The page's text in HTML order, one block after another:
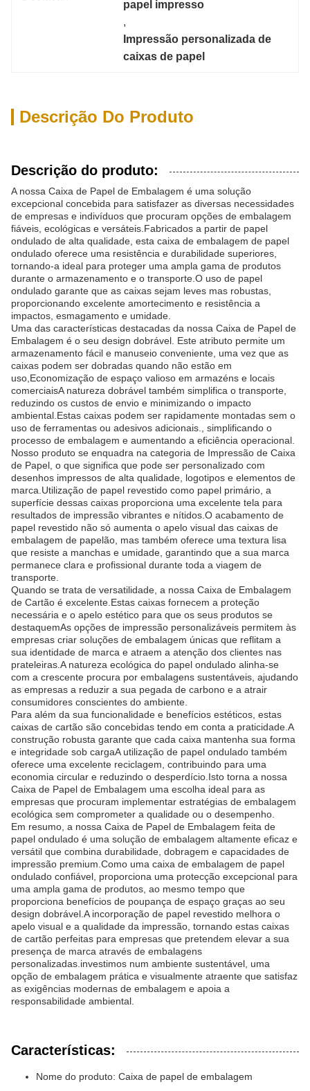
papel impresso
,
Impressão personalizada de
caixas de papel
Descrição Do Produto
Descrição do produto:
A nossa Caixa de Papel de Embalagem é uma solução
excepcional concebida para satisfazer as diversas necessidades
de empresas e indivíduos que procuram opções de embalagem
fiáveis, ecológicas e versáteis.Fabricados a partir de papel
ondulado de alta qualidade, esta caixa de embalagem de papel
ondulado oferece uma resistência e durabilidade superiores,
tornando-a ideal para proteger uma ampla gama de produtos
durante o armazenamento e o transporte.O uso de papel
ondulado garante que as caixas sejam leves mas robustas,
proporcionando excelente amortecimento e resistência a
impactos, esmagamento e umidade.
Uma das características destacadas da nossa Caixa de Papel de
Embalagem é o seu design dobrável. Este atributo permite um
armazenamento fácil e manuseio conveniente, uma vez que as
caixas podem ser dobradas quando não estão em
uso,Economização de espaço valioso em armazéns e locais
comerciaisA natureza dobrável também simplifica o transporte,
reduzindo os custos de envio e minimizando o impacto
ambiental.Estas caixas podem ser rapidamente montadas sem o
uso de ferramentas ou adesivos adicionais., simplificando o
processo de embalagem e aumentando a eficiência operacional.
Nosso produto se enquadra na categoria de Impressão de Caixa
de Papel, o que significa que pode ser personalizado com
desenhos impressos de alta qualidade, logotipos e elementos de
marca.Utilização de papel revestido como papel primário, a
superfície dessas caixas proporciona uma excelente tela para
resultados de impressão vibrantes e nítidos.O acabamento de
papel revestido não só aumenta o apelo visual das caixas de
embalagem de papelão, mas também oferece uma textura lisa
que resiste a manchas e umidade, garantindo que a sua marca
permanece clara e profissional durante toda a viagem de
transporte.
Quando se trata de versatilidade, a nossa Caixa de Embalagem
de Cartão é excelente.Estas caixas fornecem a proteção
necessária e o apelo estético para que os seus produtos se
destaquemAs opções de impressão personalizáveis permitem às
empresas criar soluções de embalagem únicas que reflitam a
sua identidade de marca e atraem a atenção dos clientes nas
prateleiras.A natureza ecológica do papel ondulado alinha-se
com a crescente procura por embalagens sustentáveis, ajudando
as empresas a reduzir a sua pegada de carbono e a atrair
consumidores conscientes do ambiente.
Para além da sua funcionalidade e benefícios estéticos, estas
caixas de cartão são concebidas tendo em conta a praticidade.A
construção robusta garante que cada caixa mantenha sua forma
e integridade sob cargaA utilização de papel ondulado também
oferece uma excelente reciclagem, contribuindo para uma
economia circular e reduzindo o desperdício.Isto torna a nossa
Caixa de Papel de Embalagem uma escolha ideal para as
empresas que procuram implementar estratégias de embalagem
ecológica sem comprometer a qualidade ou o desempenho.
Em resumo, a nossa Caixa de Papel de Embalagem feita de
papel ondulado é uma solução de embalagem altamente eficaz e
versátil que combina durabilidade, dobragem e capacidades de
impressão premium.Como uma caixa de embalagem de papel
ondulado confiável, proporciona uma protecção excepcional para
uma ampla gama de produtos, ao mesmo tempo que
proporciona benefícios de poupança de espaço graças ao seu
design dobrável.A incorporação de papel revestido melhora o
apelo visual e a qualidade da impressão, tornando estas caixas
de cartão perfeitas para empresas que pretendem elevar a sua
presença de marca através de embalagens
personalizadas.investimos num ambiente sustentável, uma
opção de embalagem prática e visualmente atraente que satisfaz
as exigências modernas de embalagem e apoia a
responsabilidade ambiental.
Características:
Nome do produto: Caixa de papel de embalagem